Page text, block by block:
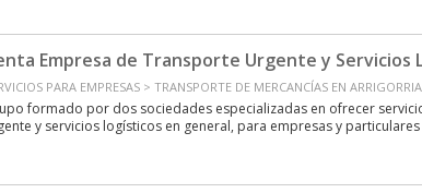
Empresa de Transporte Urgente y Servicios
PARA EMPRESAS > TRANSPORTE DE MERCANCÍAS EN
formado por dos sociedades especializadas en ofrecer
y servicios logísticos en general, para empresas y